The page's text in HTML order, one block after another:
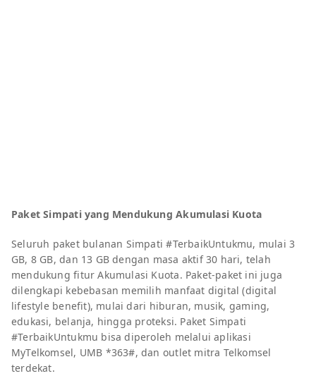
Paket Simpati yang Mendukung Akumulasi Kuota
Seluruh paket bulanan Simpati #TerbaikUntukmu, mulai 3
GB, 8 GB, dan 13 GB dengan masa aktif 30 hari, telah
mendukung fitur Akumulasi Kuota. Paket-paket ini juga
dilengkapi kebebasan memilih manfaat digital (digital
lifestyle benefit), mulai dari hiburan, musik, gaming,
edukasi, belanja, hingga proteksi. Paket Simpati
#TerbaikUntukmu bisa diperoleh melalui aplikasi
MyTelkomsel, UMB *363#, dan outlet mitra Telkomsel
terdekat.